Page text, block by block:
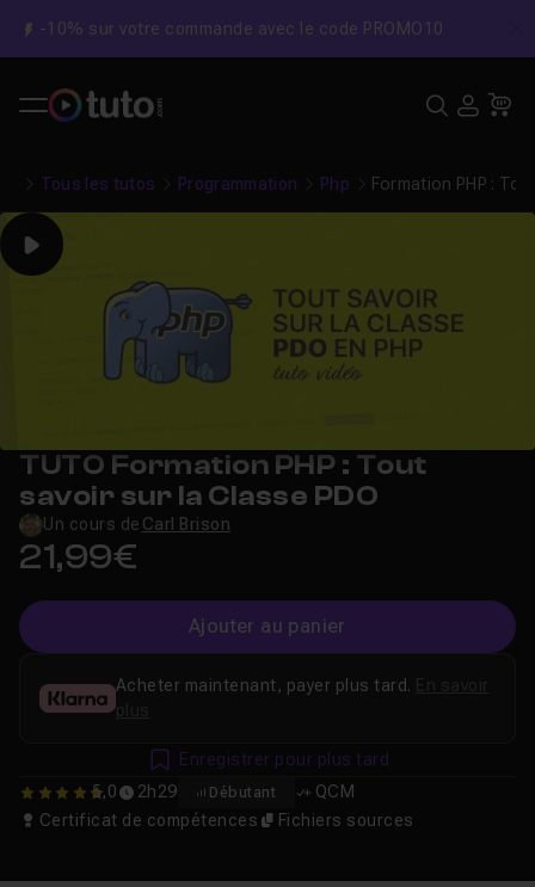
-10% sur votre commande avec le code PROMO10
Tous les tutos Programmation Php Formation PHP :
Play
TUTO Formation PHP : Tout
savoir sur la Classe PDO
Un cours de Carl Brison
21,99€
Ajouter au panier
5 5,0 2h29 Débutant
QCM
Certificat de compétences
Fichiers sources
Acheter maintenant, payer plus tard.
plus
Enregistrer pour plus tard